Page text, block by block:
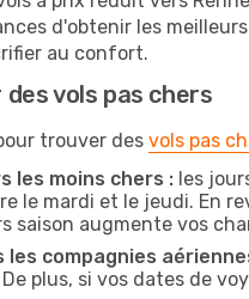
d'obtenir les
au confort.
vols pas chers
trouver des vols pas
les moins chers : les
le mardi et le jeudi. En
saison augmente vos
compagnies
plus, si vos dates de